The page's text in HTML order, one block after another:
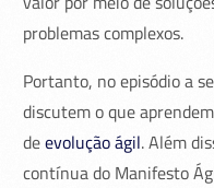
problemas complexos.
Portanto, no episódio a
discutem o que
deevolução ágil. Além
contínua do Manifesto